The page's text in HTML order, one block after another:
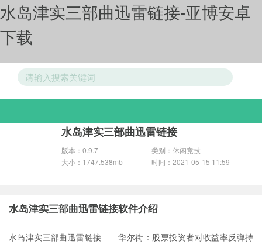
水岛津实三部曲迅雷链接-亚博安卓
下载
游戏分类
水岛津实三部曲迅雷链接
版本：0.9.7
类别：休闲竞技
大小：1747.538mb
时间：2021-05-15 11:59
水岛津实三部曲迅雷链接软件介绍
水岛津实三部曲迅雷链接 华尔街：股票投资者对收益率反弹持